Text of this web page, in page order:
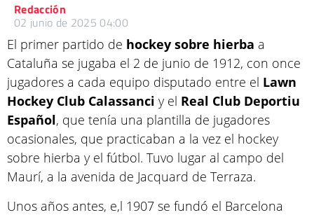
Redacción
02 junio de 2025 04:00
El primer partido de hockey sobre hierba a
Cataluña se jugaba el 2 de junio de 1912, con once
jugadores a cada equipo disputado entre el Lawn
Hockey Club Calassanci y el Real Club Deportiu
Español, que tenía una plantilla de jugadores
ocasionales, que practicaban a la vez el hockey
sobre hierba y el fútbol. Tuvo lugar al campo del
Maurí, a la avenida de Jacquard de Terraza.
Unos años antes, e,l 1907 se fundó el Barcelona